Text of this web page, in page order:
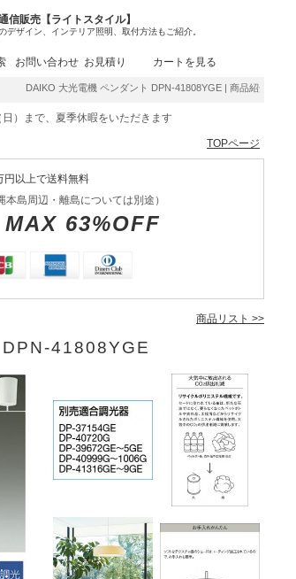
信販売【ライトスタイル】
ザイン、インテリア照明、取付方法もご紹介。
お問い合わせ お見積り カートを見る
DAIKO 大光電機 ペンダント DPN-41808YGE | 商品紹介 | 照明器
）まで、夏季休暇をいただきます
TOPページ
円以上で送料無料
本島周辺・離島については別途）
MAX 63%OFF
商品リスト >>
41808YGE